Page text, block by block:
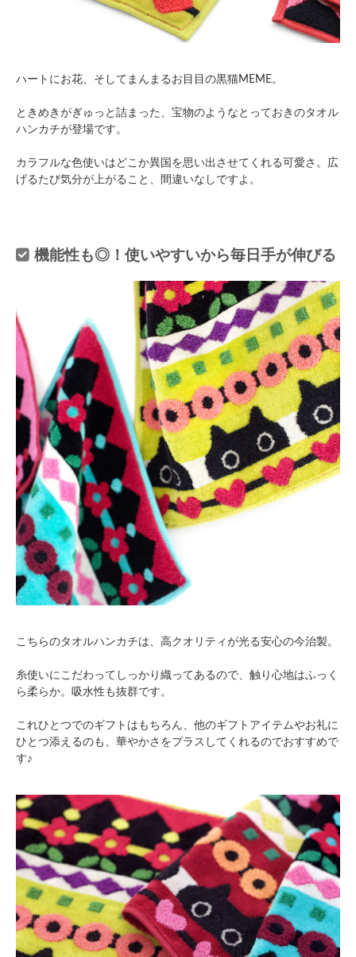
ハートにお花、そしてまんまるお目目の黒猫MEME。
ときめきがぎゅっと詰まった、宝物のようなとっておきのタオル
ハンカチが登場です。
カラフルな色使いはどこか異国を思い出させてくれる可愛さ。広
げるたび気分が上がること、間違いなしですよ。
機能性も◎！使いやすいから毎日手が伸びる
こちらのタオルハンカチは、高クオリティが光る安心の今治製。
糸使いにこだわってしっかり織ってあるので、触り心地はふっく
ら柔らか。吸水性も抜群です。
これひとつでのギフトはもちろん、他のギフトアイテムやお礼に
ひとつ添えるのも、華やかさをプラスしてくれるのでおすすめで
す♪